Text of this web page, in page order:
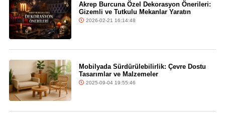
Akrep Burcuna Özel Dekorasyon Önerileri:
Gizemli ve Tutkulu Mekanlar Yaratın
2026-02-21 16:14:48
Mobilyada Sürdürülebilirlik: Çevre Dostu
Tasarımlar ve Malzemeler
2025-09-04 19:55:46